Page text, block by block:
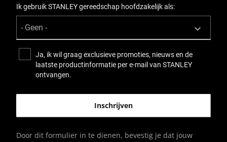
Ik gebruik STANLEY gereedschap hoofdzakelijk als:
Ja, ik wil graag exclusieve promoties, nieuws en de
laatste productinformatie per e-mail van STANLEY
ontvangen.
Door dit formulier in te dienen, bevestig je dat jouw